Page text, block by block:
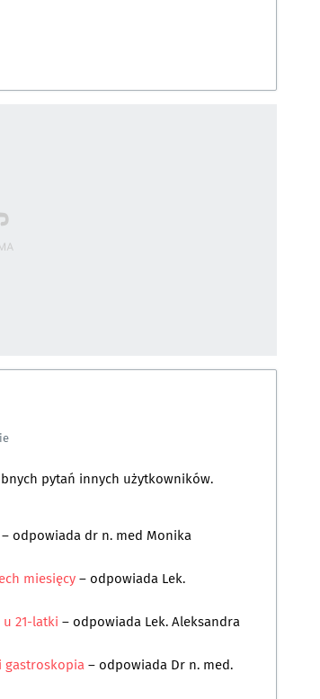
pytań innych użytkowników.
– odpowiada dr n. med Monika
miesięcy– odpowiada Lek.
21-latki – odpowiada Lek. Aleksandra
gastroskopia– odpowiada Dr n. med.